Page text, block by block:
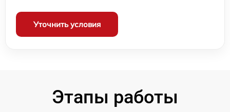
Уточнить условия
Этапы работы